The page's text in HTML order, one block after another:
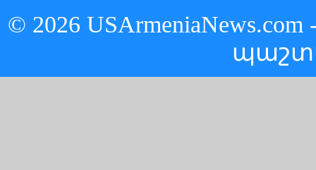
© 2026